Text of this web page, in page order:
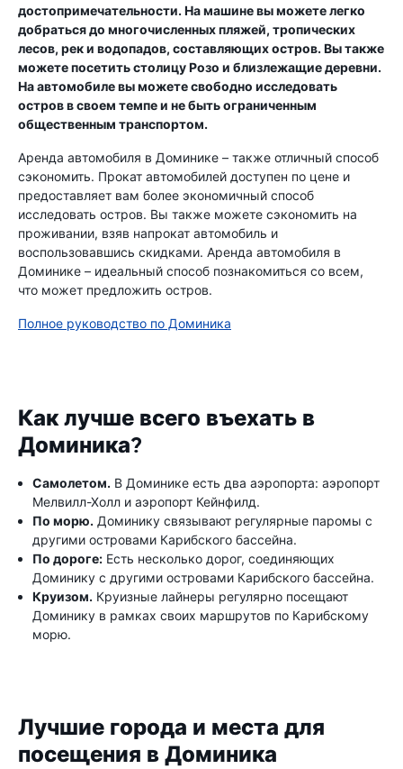
достопримечательности. На машине вы можете легко
добраться до многочисленных пляжей, тропических
лесов, рек и водопадов, составляющих остров. Вы также
можете посетить столицу Розо и близлежащие деревни.
На автомобиле вы можете свободно исследовать
остров в своем темпе и не быть ограниченным
общественным транспортом.
Аренда автомобиля в Доминике – также отличный способ
сэкономить. Прокат автомобилей доступен по цене и
предоставляет вам более экономичный способ
исследовать остров. Вы также можете сэкономить на
проживании, взяв напрокат автомобиль и
воспользовавшись скидками. Аренда автомобиля в
Доминике – идеальный способ познакомиться со всем,
что может предложить остров.
Полное руководство по Доминика
Как лучше всего въехать в
Доминика?
Самолетом. В Доминике есть два аэропорта: аэропорт
Мелвилл-Холл и аэропорт Кейнфилд.
По морю. Доминику связывают регулярные паромы с
другими островами Карибского бассейна.
По дороге: Есть несколько дорог, соединяющих
Доминику с другими островами Карибского бассейна.
Круизом. Круизные лайнеры регулярно посещают
Доминику в рамках своих маршрутов по Карибскому
морю.
Лучшие города и места для
посещения в Доминика